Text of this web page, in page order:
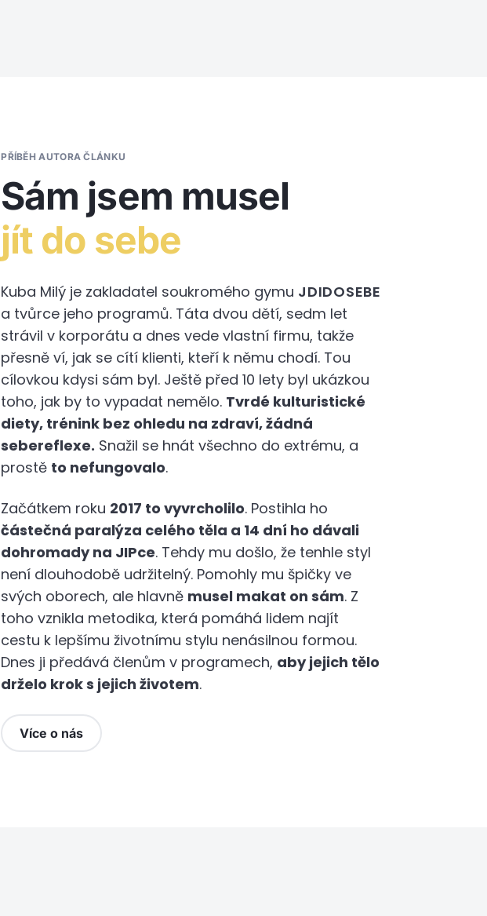
PŘÍBĚH AUTORA ČLÁNKU
Sám jsem musel
jít do sebe
Kuba Milý je zakladatel soukromého gymu JDIDOSEBE
a tvůrce jeho programů. Táta dvou dětí, sedm let
strávil v korporátu a dnes vede vlastní firmu, takže
přesně ví, jak se cítí klienti, kteří k němu chodí. Tou
cílovkou kdysi sám byl. Ještě před 10 lety byl ukázkou
toho, jak by to vypadat nemělo. Tvrdé kulturistické
diety, trénink bez ohledu na zdraví, žádná
sebereflexe. Snažil se hnát všechno do extrému, a
prostě to nefungovalo.
Začátkem roku 2017 to vyvrcholilo. Postihla ho
částečná paralýza celého těla a 14 dní ho dávali
dohromady na JIPce. Tehdy mu došlo, že tenhle styl
není dlouhodobě udržitelný. Pomohly mu špičky ve
svých oborech, ale hlavně musel makat on sám. Z
toho vznikla metodika, která pomáhá lidem najít
cestu k lepšímu životnímu stylu nenásilnou formou.
Dnes ji předává členům v programech, aby jejich tělo
drželo krok s jejich životem.
Více o nás